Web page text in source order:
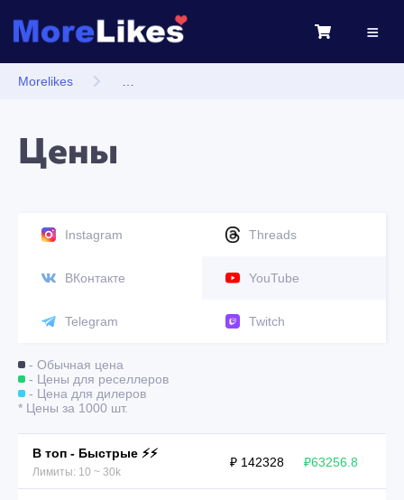
Morelikes
Цены
Instagram Threads
ВКонтакте YouTube
Telegram Twitch
- Обычная цена
- Цены для реселлеров
- Цена для дилеров
* Цены за 1000 шт.
В топ - Быстрые ⚡️⚡️
Лимиты: 10 ~ 30k
₽ 142328 ₽63256.8